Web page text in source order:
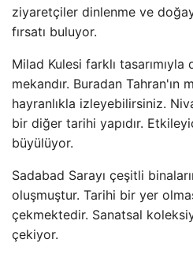
ziyaretçiler dinlenme ve
fırsatı buluyor.
Milad Kulesi farklı
mekandır. Buradan Tahran'ın
hayranlıkla izleyebilirsiniz.
bir diğer tarihi yapıdır.
büyülüyor.
Sadabad Sarayı çeşitli
oluşmuştur. Tarihi bir yer
çekmektedir. Sanatsal
çekiyor.